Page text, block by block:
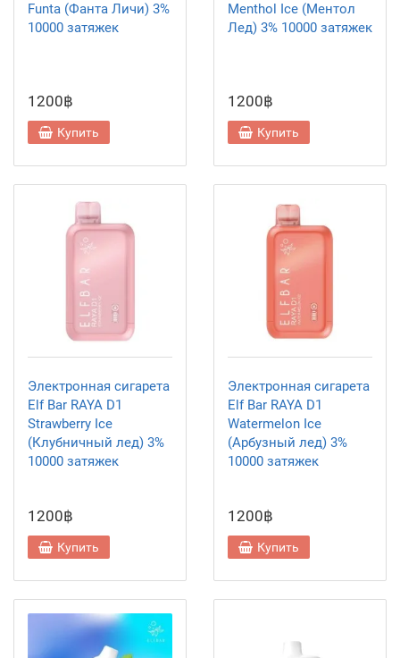
Funta (Фанта Личи) 3%
10000 затяжек
1200฿
Купить
Menthol Ice (Ментол
Лед) 3% 10000 затяжек
1200฿
Купить
Электронная сигарета
Elf Bar RAYA D1
Strawberry Ice
(Клубничный лед) 3%
10000 затяжек
1200฿
Купить
Электронная сигарета
Elf Bar RAYA D1
Watermelon Ice
(Арбузный лед) 3%
10000 затяжек
1200฿
Купить